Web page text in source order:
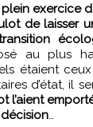
exercice
de laisser
au plus
étaient
d’état, il
l’aient
…